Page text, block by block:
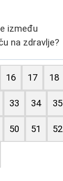
između
na zdravlje?
16 17 18
33 34 35
50 51 52